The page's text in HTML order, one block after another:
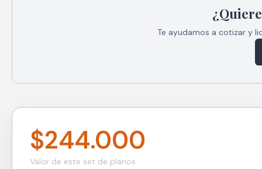
Te ayudamos a cotizar y
$244.000
Valor de este set de planos